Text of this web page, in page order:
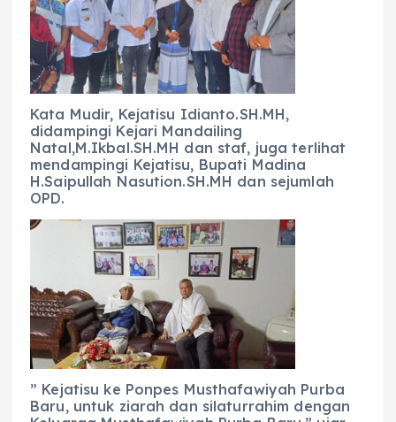
Kata Mudir, Kejatisu Idianto.SH.MH,
didampingi Kejari Mandailing
Natal,M.Ikbal.SH.MH dan staf, juga terlihat
mendampingi Kejatisu, Bupati Madina
H.Saipullah Nasution.SH.MH dan sejumlah
OPD.
” Kejatisu ke Ponpes Musthafawiyah Purba
Baru, untuk ziarah dan silaturrahim dengan